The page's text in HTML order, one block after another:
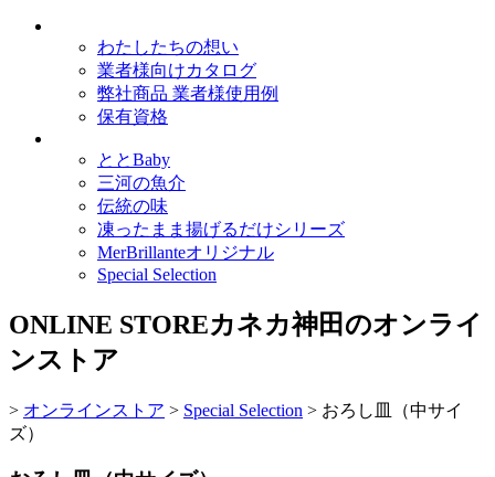
わたしたちの想い
業者様向けカタログ
弊社商品 業者様使用例
保有資格
ととBaby
三河の魚介
伝統の味
凍ったまま揚げるだけシリーズ
MerBrillanteオリジナル
Special Selection
ONLINE STOREカネカ神田のオンライ
ンストア
> オンラインストア > Special Selection > おろし皿（中サイ
ズ）